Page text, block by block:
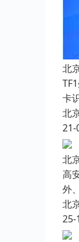
北
卡
北
21-
北
高
外
北
25-